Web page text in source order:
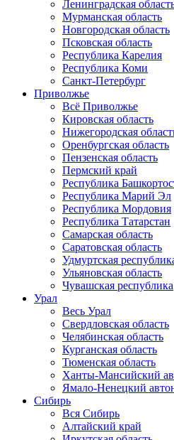
Ленинградская
Мурманская область
Новгородская область
Псковская область
Республика Карелия
Республика Коми
Санкт-Петербург
Приволжье
Всё Приволжье
Кировская область
Нижегородская
Оренбургская область
Пензенская область
Пермский край
Республика
Республика Марий Эл
Республика Мордовия
Республика Татарстан
Самарская область
Саратовская область
Удмуртская
Ульяновская область
Чувашская республика
Урал
Весь Урал
Свердловская область
Челябинская область
Курганская область
Тюменская область
Ханты-Мансийский
Ямало-Ненецкий
Сибирь
Вся Сибирь
Алтайский край